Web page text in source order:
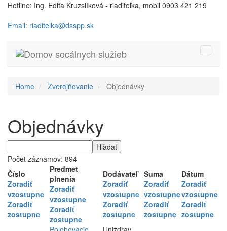
Hotline: Ing. Edita Kruzslíková - riaditeľka, mobil 0903 421 219
Email: riaditelka@dsspp.sk
Toggle
Home Zverejňovanie Objednávky
Objednávky
Počet záznamov: 894
Číslo
Zoradiť
vzostupne
Zoradiť
zostupne
Predmet
plnenia
Zoradiť
vzostupne
Zoradiť
zostupne
Dodávateľ
Zoradiť
vzostupne
Zoradiť
zostupne
Suma
Zoradiť
vzostupne
Zoradiť
zostupne
Dátum
Zoradiť
vzostupne
Zoradiť
zostupne